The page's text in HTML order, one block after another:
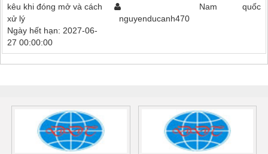
kêu khi đóng mở và cách
xử lý
Ngày hết hạn: 2027-06-
27 00:00:00
nguyenducanh470
Nam
quốc